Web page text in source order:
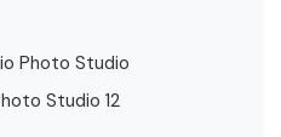
Photo Studio
Studio 12